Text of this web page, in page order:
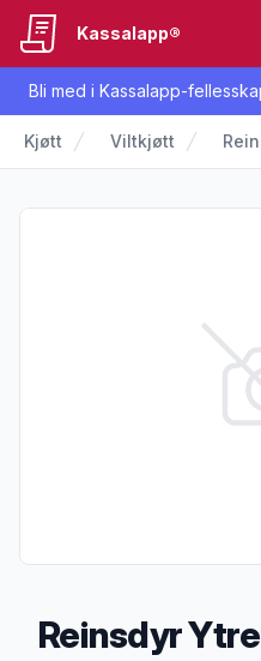
Bli med i Kassalapp-
Kassalapp®
Kjøtt Viltkjøtt
Reinsdyr